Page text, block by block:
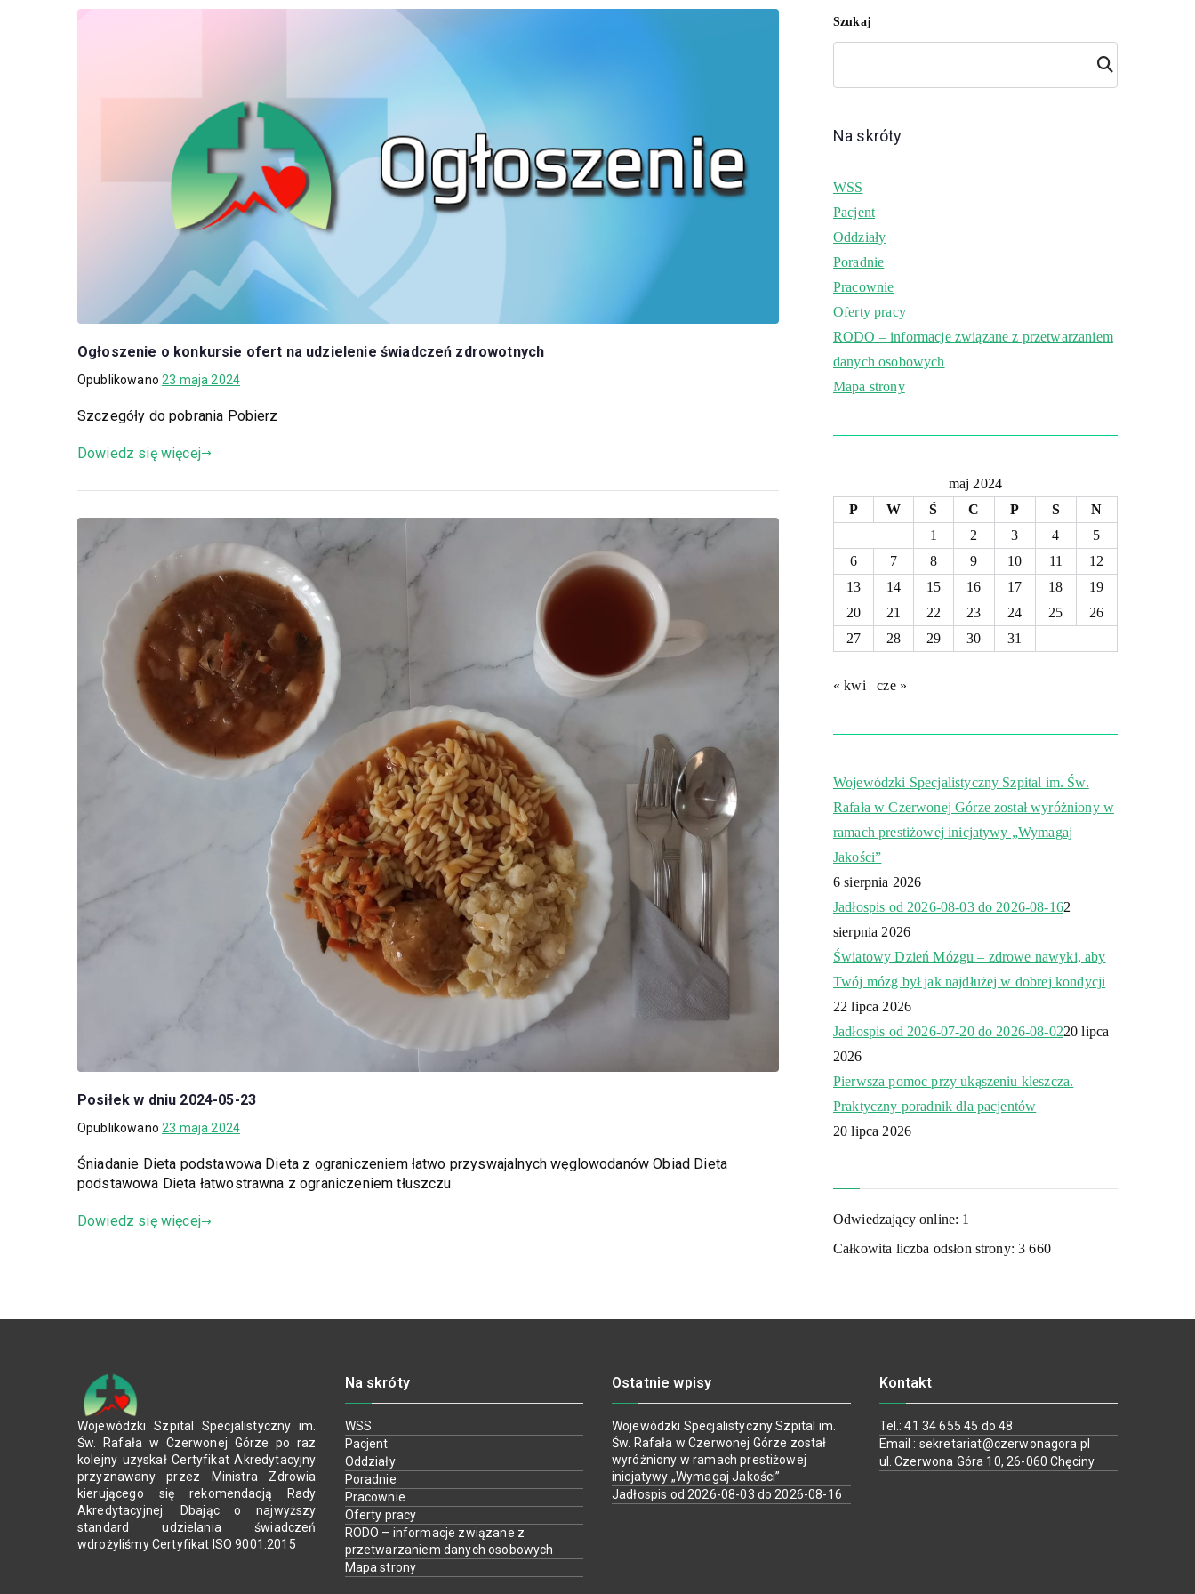
Ogłoszenie o konkursie ofert na udzielenie świadczeń zdrowotnych
Opublikowano23 maja 2024
Szczegóły do pobrania Pobierz
Dowiedz się więcej
Posiłek w dniu 2024-05-23
Opublikowano23 maja 2024
Śniadanie Dieta podstawowa Dieta z ograniczeniem łatwo przyswajalnych węglowodanów Obiad Dieta
podstawowa Dieta łatwostrawna z ograniczeniem tłuszczu
Dowiedz się więcej
Szukaj
Szuk
aj
Na skróty
WSS
Pacjent
Oddziały
Poradnie
Pracownie
Oferty pracy
RODO – informacje związane z przetwarzaniem
danych osobowych
Mapa strony
maj 2024
P
W Ś C P S
N
1
2 3 4
5
6
7 8 9 10 11
12
13
14 15 16 17 18
19
20
21 22 23 24 25
26
27
28 29 30 31
« kwi cze »
Wojewódzki Specjalistyczny Szpital im. Św.
Rafała w Czerwonej Górze został wyróżniony w
ramach prestiżowej inicjatywy „Wymagaj
Jakości”
6 sierpnia 2026
Jadłospis od 2026-08-03 do 2026-08-162
sierpnia 2026
Światowy Dzień Mózgu – zdrowe nawyki, aby
Twój mózg był jak najdłużej w dobrej kondycji
22 lipca 2026
Jadłospis od 2026-07-20 do 2026-08-0220 lipca
2026
Pierwsza pomoc przy ukąszeniu kleszcza.
Praktyczny poradnik dla pacjentów
20 lipca 2026
Odwiedzający online: 1
Całkowita liczba odsłon strony:3 660
Wojewódzki Szpital Specjalistyczny im.
Św. Rafała w Czerwonej Górze po raz
kolejny uzyskał Certyfikat Akredytacyjny
przyznawany przez Ministra Zdrowia
kierującego się rekomendacją Rady
Akredytacyjnej. Dbając o najwyższy
standard udzielania świadczeń
wdrożyliśmy Certyfikat ISO 9001:2015
Na skróty
WSS
Pacjent
Oddziały
Poradnie
Pracownie
Oferty pracy
RODO – informacje związane z
przetwarzaniem danych osobowych
Mapa strony
Ostatnie wpisy
Wojewódzki Specjalistyczny Szpital im.
Św. Rafała w Czerwonej Górze został
wyróżniony w ramach prestiżowej
inicjatywy „Wymagaj Jakości”
Jadłospis od 2026-08-03 do 2026-08-16
Kontakt
Tel.: 41 34 655 45 do 48
Email : sekretariat@czerwonagora.pl
ul. Czerwona Góra 10, 26-060 Chęciny